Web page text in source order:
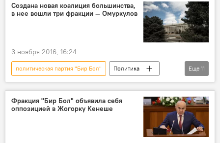
Создана новая коалиция большинства,
в нее вошли три фракции — Омуркулов
3 ноября 2016, 16:24
политическая партия "Бир Бол"
Политика
Новости
Кыргызстан
Aлерт
Иса Омуркулов
Жогорку Кенеш
СДПК
Политическая партия "Кыргызстан"
Еще 11
Фракция "Бир Бол" объявила себя
оппозицией в Жогорку Кенеше